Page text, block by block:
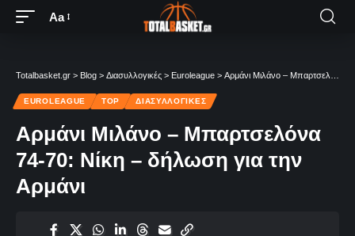
Aa
Totalbasket.gr > Blog > Διασυλλογικές > Euroleague > Αρμάνι Μιλάνο – Μπαρτσελόνα 74-70: Νίκη – δήλωση για την Αρμάνι
EUROLEAGUE TOP ΔΙΑΣΥΛΛΟΓΙΚΈΣ
Αρμάνι Μιλάνο – Μπαρτσελόνα
74-70: Νίκη – δήλωση για την
Αρμάνι